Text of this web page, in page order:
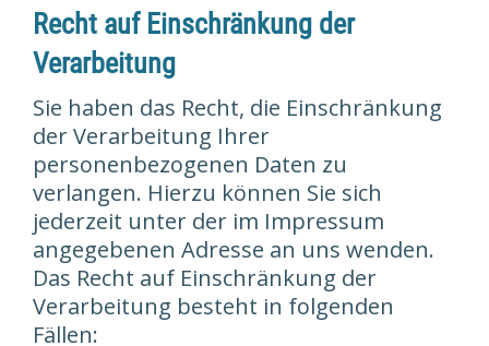
Recht auf Einschränkung der
Verarbeitung
Sie haben das Recht, die Einschränkung
der Verarbeitung Ihrer
personenbezogenen Daten zu
verlangen. Hierzu können Sie sich
jederzeit unter der im Impressum
angegebenen Adresse an uns wenden.
Das Recht auf Einschränkung der
Verarbeitung besteht in folgenden
Fällen: